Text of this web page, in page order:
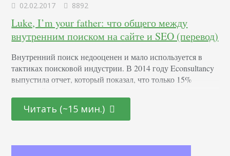
02.02.2017 8892
Luke, I’m your father: что общего между
внутренним поиском на сайте и SEO (перевод)
Внутренний поиск недооценен и мало используется в
тактиках поисковой индустрии. В 2014 году Econsultancy
выпустила отчет, который показал, что только 15%
внутренний поиск. В то же время 42% компаний
включают его в другие показатели, а еще 42%
Читать (~15 мин.)